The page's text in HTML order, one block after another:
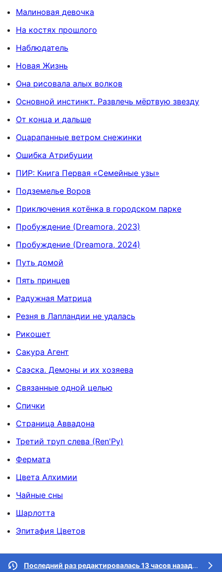
Малиновая девочка
На костях прошлого
Наблюдатель
Новая Жизнь
Она рисовала алых волков
Основной инстинкт. Развлечь мёртвую звезду
От конца и дальше
Оцарапанные ветром снежинки
Ошибка Атрибуции
ПИР: Книга Первая «Семейные узы»
Подземелье Воров
Приключения котёнка в городском парке
Пробуждение (Dreamora, 2023)
Пробуждение (Dreamora, 2024)
Путь домой
Пять принцев
Радужная Матрица
Резня в Лапландии не удалась
Рикошет
Сакура Агент
Саэска. Демоны и их хозяева
Связанные одной целью
Спички
Страница Аввадона
Третий труп слева (Ren'Py)
Фермата
Цвета Алхимии
Чайные сны
Шарлотта
Эпитафия Цветов
Последний раз редактировалась 13 часов назад